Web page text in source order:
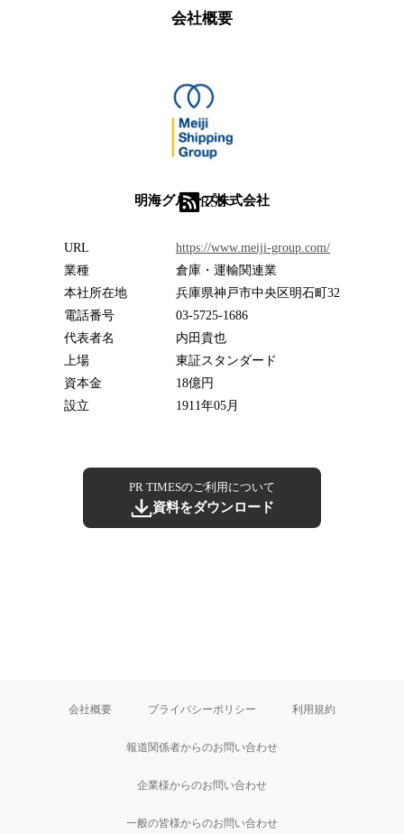
会社概要
明海グループ株式会社
RSS
URL
https://www.meiji-group.com/
業種
倉庫・運輸関連業
本社所在地
兵庫県神戸市中央区明石町32
電話番号
03-5725-1686
代表者名
内田貴也
上場
東証スタンダード
資本金
18億円
設立
1911年05月
PR TIMESのご利用について
資料をダウンロード
会社概要 プライバシーポリシー 利用規約
報道関係者からのお問い合わせ
企業様からのお問い合わせ
一般の皆様からのお問い合わせ